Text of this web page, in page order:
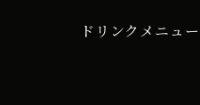
ドリンクメニュー